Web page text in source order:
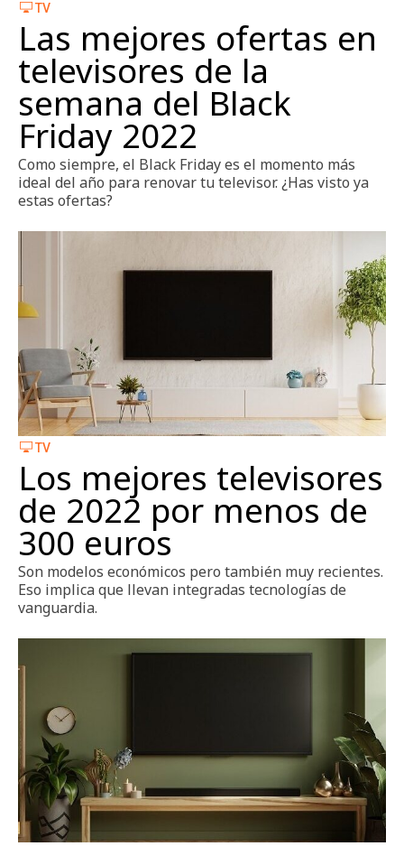
TV
Las mejores ofertas en
televisores de la
semana del Black
Friday 2022
Como siempre, el Black Friday es el momento más
ideal del año para renovar tu televisor. ¿Has visto ya
estas ofertas?
TV
Los mejores televisores
de 2022 por menos de
300 euros
Son modelos económicos pero también muy recientes.
Eso implica que llevan integradas tecnologías de
vanguardia.